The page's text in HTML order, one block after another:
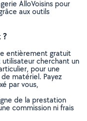
AlloVoisins pour
aux outils
?
entièrement gratuit
cherchant un
pour une
matériel. Payez
par vous,
de la prestation
commission ni frais